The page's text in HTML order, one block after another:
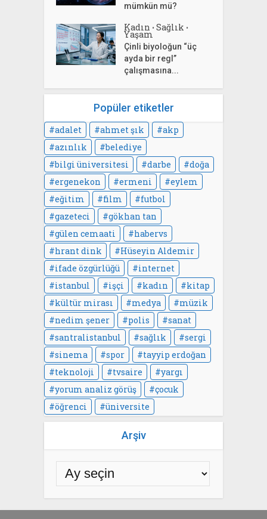
mümkün mü?
Kadın • Sağlık •
Yaşam
Çinli biyoloğun “üç
ayda bir regl”
çalışmasına...
Popüler etiketler
adalet ahmet şık
akp
azınlık
belediye
bilgi üniversitesi
darbe
doğa
ergenekon
ermeni
eylem
eğitim
film
futbol
gazeteci
gökhan tan
gülen cemaati
habervs
hrant dink
Hüseyin Aldemir
ifade özgürlüğü
internet
istanbul
işçi kadın
kitap
kültür mirası
medya
müzik
nedim şener
polis
sanat
santralistanbul
sağlık
sergi
sinema
spor
tayyip erdoğan
teknoloji
tvsaire
yargı
yorum analiz görüş
çocuk
öğrenci
üniversite
Arşiv